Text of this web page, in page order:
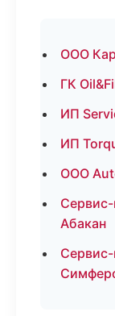
ООО
ГК
ИП
ИП
ООО
Абакан